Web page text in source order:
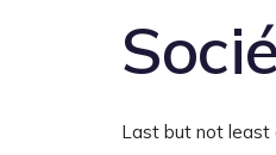
Last but not least